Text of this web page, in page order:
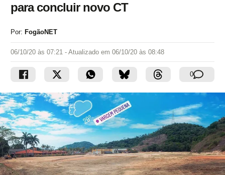
para concluir novo CT
Por: FogãoNET
06/10/20 às 07:21 - Atualizado em 06/10/20 às 08:48
0